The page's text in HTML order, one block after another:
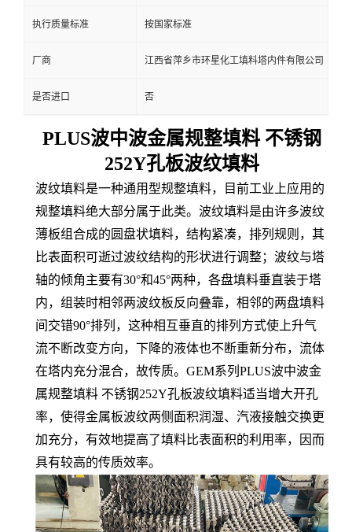
执行质量标准 按国家标准
厂商 江西省萍乡市环星化工填料塔内件有限公司
是否进口 否
PLUS波中波金属规整填料 不锈钢
252Y孔板波纹填料
波纹填料是一种通用型规整填料，目前工业上应用的
规整填料绝大部分属于此类。波纹填料是由许多波纹
薄板组合成的圆盘状填料，结构紧凑，排列规则，其
比表面积可逝过波纹结构的形状进行调整；波纹与塔
轴的倾角主要有30°和45°两种，各盘填料垂直装于塔
内，组装时相邻两波纹板反向叠靠，相邻的两盘填料
间交错90°排列，这种相互垂直的排列方式使上升气
流不断改变方向，下降的液体也不断重新分布，流体
在塔内充分混合，故传质。 GEM系列PLUS波中波金
属规整填料 不锈钢252Y孔板波纹填料适当增大开孔
率，使得金属板波纹两侧面积润湿、汽液接触交换更
加充分，有效地提高了填料比表面积的利用率，因而
具有较高的传质效率。